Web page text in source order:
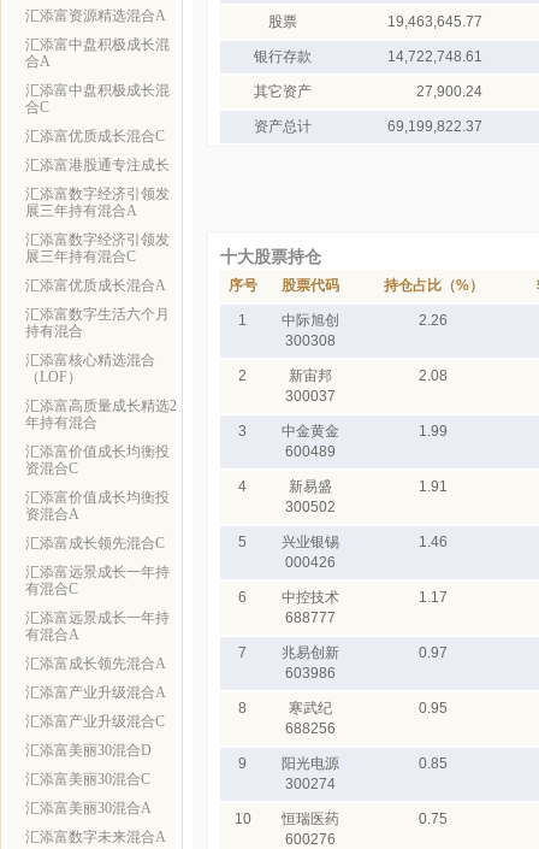
汇添富资源精选混合A
汇添富中盘积极成长混
合A
汇添富中盘积极成长混
合C
汇添富优质成长混合C
汇添富港股通专注成长
汇添富数字经济引领发
展三年持有混合A
汇添富数字经济引领发
展三年持有混合C
汇添富优质成长混合A
汇添富数字生活六个月
持有混合
汇添富核心精选混合
（LOF）
汇添富高质量成长精选2
年持有混合
汇添富价值成长均衡投
资混合C
汇添富价值成长均衡投
资混合A
汇添富成长领先混合C
汇添富远景成长一年持
有混合C
汇添富远景成长一年持
有混合A
汇添富成长领先混合A
汇添富产业升级混合A
汇添富产业升级混合C
汇添富美丽30混合D
汇添富美丽30混合C
汇添富美丽30混合A
汇添富数字未来混合A
股票 19,463,645.77
银行存款 14,722,748.61
其它资产 27,900.24
资产总计 69,199,822.37
十大股票持仓
序号 股票代码 持仓占比（%）
1
中际旭创
300308
2.26
2
新宙邦
300037
2.08
3
中金黄金
600489
1.99
4
新易盛
300502
1.91
5
兴业银锡
000426
1.46
6
中控技术
688777
1.17
7
兆易创新
603986
0.97
8
寒武纪
688256
0.95
9
阳光电源
300274
0.85
10
恒瑞医药
600276
0.75